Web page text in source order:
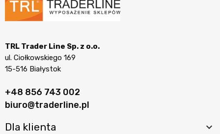
TRL Trader Line Sp. z o.o.
ul. Ciołkowskiego 169
15-516 Białystok
+48 856 743 002
biuro@traderline.pl
Dla klienta 